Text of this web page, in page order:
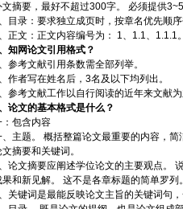
文摘要，最好不超过300字。 必须提供3~5
目录：要求独立成页时，按章名优先顺序
正文：正文内容编号为： 1、1.1、1.1.1。
知网论文引用格式？
参考文献引用条数需全部列举。
作者写在姓名后，3名及以下均列出。
参考文献工作以自行阅读的近年来文献
论文的基本格式是什么？
：包含内容
、主题。 概括整篇论文最重要的内容，简
文摘要和关键词。
论文摘要应阐述学位论文的主要观点。
果和新见解。 这不是各章标题的简单罗列
关键词是最能反映论文主旨的关键词句，